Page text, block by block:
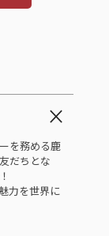
を務める鹿
だちとな
力を世界に